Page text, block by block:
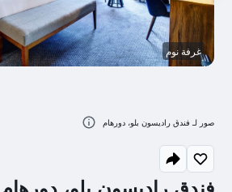
غرفة نوم
صور لـ فندق راديسون بلو، دورهام